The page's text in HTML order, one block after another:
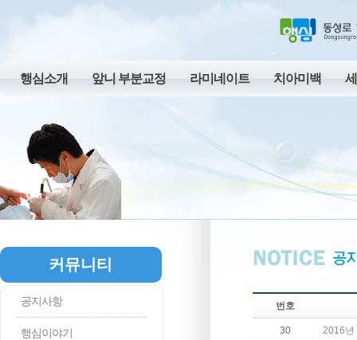
행심소개 앞니 부분교정 라미네이트 치아미백
커뮤니티
공지사항
행심이야기
번호
30 2016년